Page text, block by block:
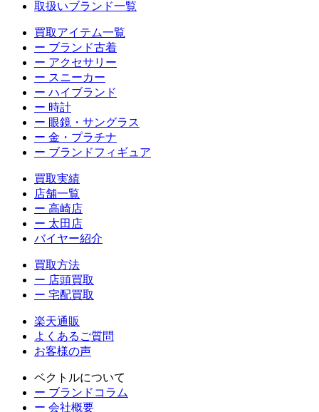
取扱いブランド一覧
買取アイテム一覧
ー ブランド古着
ー アクセサリー
ー スニーカー
ー ハイブランド
ー 時計
ー 眼鏡・サングラス
ー 金・プラチナ
ー ブランドフィギュア
買取実績
店舗一覧
ー 高崎店
ー 太田店
バイヤー紹介
買取方法
ー 店頭買取
ー 宅配買取
楽天通販
よくあるご質問
お客様の声
ベクトルについて
ー ブランドコラム
ー 会社概要